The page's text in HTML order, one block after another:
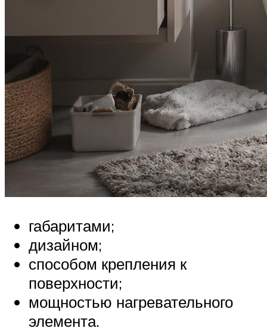
габаритами;
дизайном;
способом крепления к
поверхности;
мощностью нагревательного
элемента.